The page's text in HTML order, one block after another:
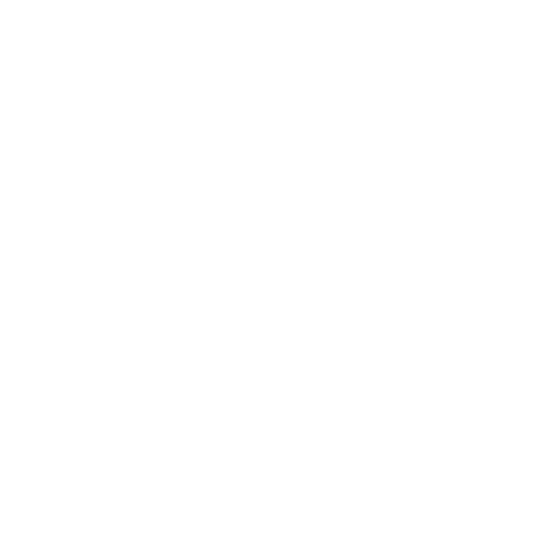
させていただ
了承ください。
き作成されるも
ようお願いしま
です。
ありません。
ず変更すること
1000ppm以下、
下、フタル酸ジブチ
ない年数を意
貨物等」とい
可)を取得する
要な手段を講じ
ムロン制御